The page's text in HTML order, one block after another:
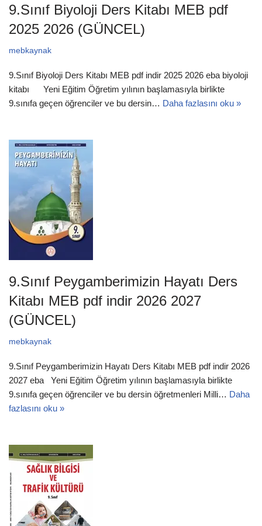
9.Sınıf Biyoloji Ders Kitabı MEB pdf
2025 2026 (GÜNCEL)
mebkaynak
9.Sınıf Biyoloji Ders Kitabı MEB pdf indir 2025 2026 eba biyoloji
kitabı Yeni Eğitim Öğretim yılının başlamasıyla birlikte
9.sınıfa geçen öğrenciler ve bu dersin… Daha fazlasını oku »
9.Sınıf Peygamberimizin Hayatı Ders
Kitabı MEB pdf indir 2026 2027
(GÜNCEL)
mebkaynak
9.Sınıf Peygamberimizin Hayatı Ders Kitabı MEB pdf indir 2026
2027 eba Yeni Eğitim Öğretim yılının başlamasıyla birlikte
9.sınıfa geçen öğrenciler ve bu dersin öğretmenleri Milli… Daha
fazlasını oku »